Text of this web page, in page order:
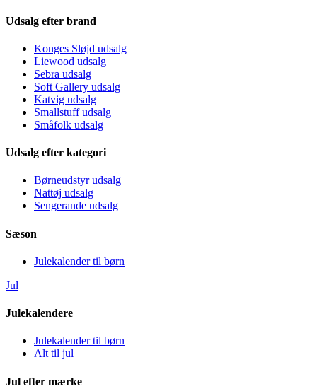
Udsalg efter brand
Konges Sløjd udsalg
Liewood udsalg
Sebra udsalg
Soft Gallery udsalg
Katvig udsalg
Smallstuff udsalg
Småfolk udsalg
Udsalg efter kategori
Børneudstyr udsalg
Nattøj udsalg
Sengerande udsalg
Sæson
Julekalender til børn
Jul
Julekalendere
Julekalender til børn
Alt til jul
Jul efter mærke